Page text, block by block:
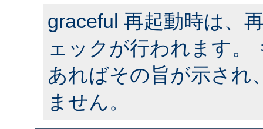
graceful 再起動時は、
ェックが行われます。
あればその旨が示され
ません。